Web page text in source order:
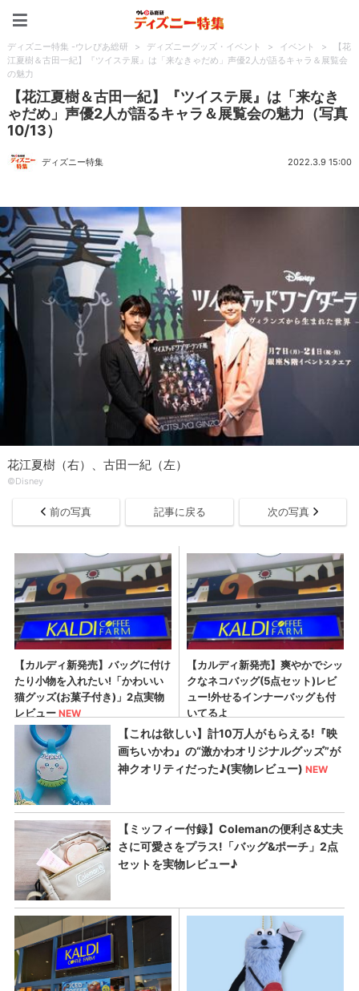
ディズニー特集 -ウレぴあ総研 > ディズニーグッズ・イベント > イベント >
【花
江夏樹＆古田一紀】『ツイステ展』は「来なきゃだめ」声優2人が語るキャラ＆展覧会
の魅力
【花江夏樹＆古田一紀】『ツイステ展』は「来なき
ゃだめ」声優2人が語るキャラ＆展覧会の魅力（写真
10/13）
ディズニー特集 2022.3.9 15:00
花江夏樹（右）、古田一紀（左）
©Disney
前の写真 記事に戻る 次の写真